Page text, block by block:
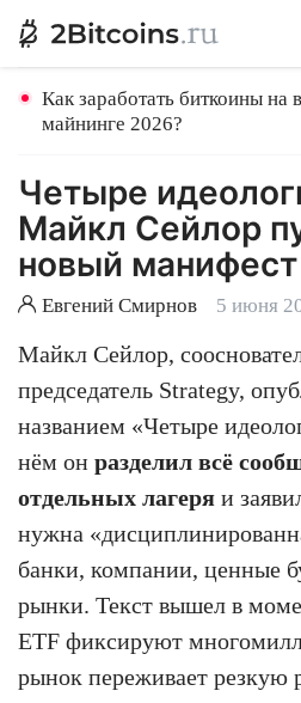
Как заработать биткоины на
майнинге 2026?
Четыре
Майкл Сейлор
новый манифест
Евгений Смирнов 5 июня
Майкл Сейлор,
председатель Strategy,
названием «Четыре
нём он разделил всё
отдельных лагеря и
нужна
банки, компании, ценные
рынки. Текст вышел в
ETF фиксируют
рынок переживает резкую